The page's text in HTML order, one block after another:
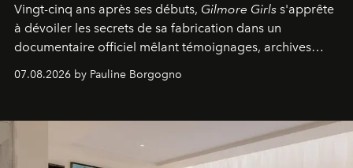
Vingt-cinq ans après ses débuts, Gilmore Girls s'apprête
à dévoiler les secrets de sa fabrication dans un
documentaire officiel mêlant témoignages, archives
générationnel.
07.08.2026 by Pauline Borgogno